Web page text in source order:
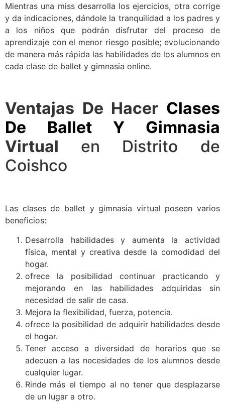
Mientras una miss desarrolla los ejercicios, otra corrige
y da indicaciones, dándole la tranquilidad a los padres y
a los niños que podrán disfrutar del proceso de
aprendizaje con el menor riesgo posible; evolucionando
de manera más rápida las habilidades de los alumnos en
cada clase de ballet y gimnasia online.
Ventajas De Hacer Clases
De Ballet Y Gimnasia
Virtual en Distrito de
Coishco
Las clases de ballet y gimnasia virtual poseen varios
beneficios:
Desarrolla habilidades y aumenta la actividad
física, mental y creativa desde la comodidad del
hogar.
ofrece la posibilidad continuar practicando y
mejorando en las habilidades adquiridas sin
necesidad de salir de casa.
Mejora la flexibilidad, fuerza, potencia.
ofrece la posibilidad de adquirir habilidades desde
el hogar.
Tener acceso a diversidad de horarios que se
adecuen a las necesidades de los alumnos desde
cualquier lugar.
Rinde más el tiempo al no tener que desplazarse
de un lugar a otro.